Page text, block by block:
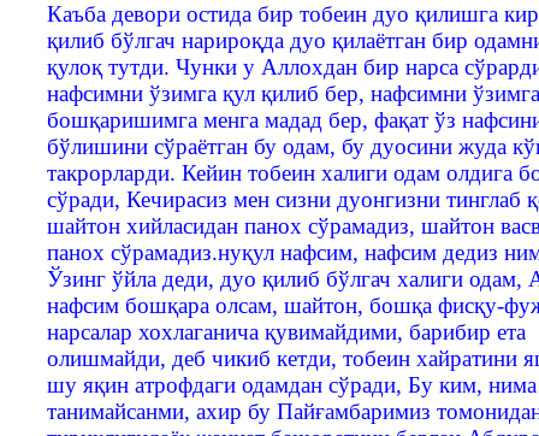
Каъба девори остида бир тобеин дуо қилишга
қилиб бўлгач нарироқда дуо қилаётган бир
қулоқ тутди. Чунки у Аллохдан бир нарса
нафсимни ўзимга қул қилиб бер, нафсимни ўзимга
бошқаришимга менга мадад бер, фақат ўз
бўлишини сўраётган бу одам, бу дуосини жуда
такрорларди. Кейин тобеин халиги одам олдига
сўради, Кечирасиз мен сизни дуонгизни тинглаб
шайтон хийласидан панох сўрамадиз, шайтон
панох сўрамадиз.нуқул нафсим, нафсим дедиз
Ўзинг ўйла деди, дуо қилиб бўлгач халиги одам,
нафсим бошқара олсам, шайтон, бошқа фисқу-
нарсалар хохлаганича қувимайдими, барибир ета
олишмайди, деб чикиб кетди, тобеин хайратини
шу яқин атрофдаги одамдан сўради, Бу ким,
танимайсанми, ахир бу Пайғамбаримиз